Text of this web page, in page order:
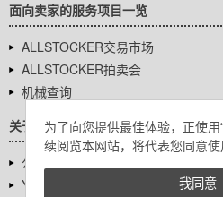
为了向您提供最佳体验，正使
续阅览本网站，将代表您同意使
我同意
面向卖家的服务项目一览
ALLSTOCKER交易市场
ALLSTOCKER拍卖会
机械查询
关于我们
公司基本信息
YUTAKA Inc.